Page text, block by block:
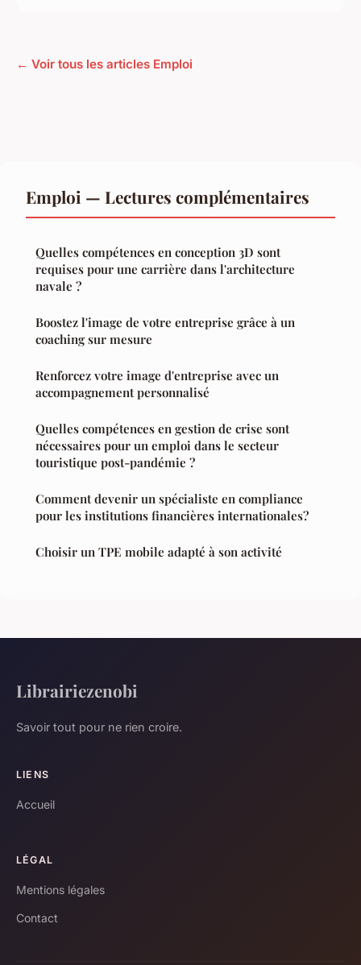
← Voir tous les articles Emploi
Emploi — Lectures complémentaires
Quelles compétences en conception 3D sont
requises pour une carrière dans l'architecture
navale ?
Boostez l'image de votre entreprise grâce à un
coaching sur mesure
Renforcez votre image d'entreprise avec un
accompagnement personnalisé
Quelles compétences en gestion de crise sont
nécessaires pour un emploi dans le secteur
touristique post-pandémie ?
Comment devenir un spécialiste en compliance
pour les institutions financières internationales?
Choisir un TPE mobile adapté à son activité
Librairiezenobi
Savoir tout pour ne rien croire.
LIENS
Accueil
LÉGAL
Mentions légales
Contact